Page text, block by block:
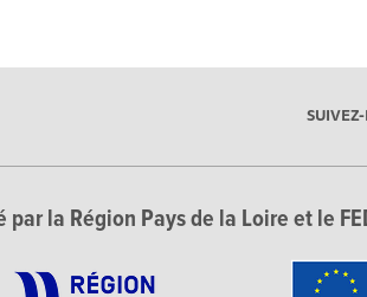
la Région Pays de la Loire et le